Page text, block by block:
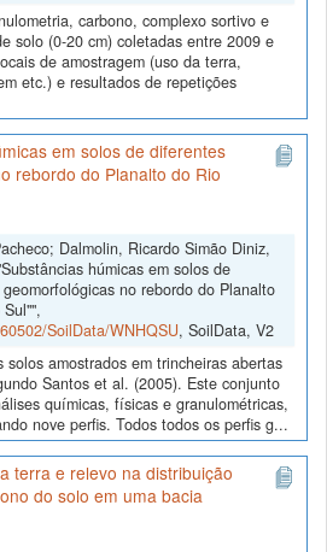
carbono, complexo sortivo e
solo (0-20 cm) coletadas entre 2009 e
de amostragem (uso da terra,
etc.) e resultados de repetições
em solos de diferentes
rebordo do Planalto do Rio
Dalmolin, Ricardo Simão Diniz,
húmicas em solos de
no rebordo do Planalto
SoilData/WNHQSU, SoilData, V2
amostrados em trincheiras abertas
Santos et al. (2005). Este conjunto
químicas, físicas e granulométricas,
nove perfis. Todos todos os perfis g...
terra e relevo na distribuição
do solo em uma bacia